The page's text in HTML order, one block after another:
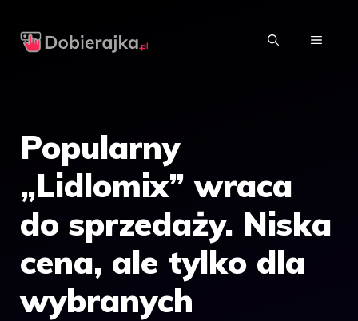
MENU
Popularny
„Lidlomix” wraca
do sprzedaży. Niska
cena, ale tylko dla
wybranych